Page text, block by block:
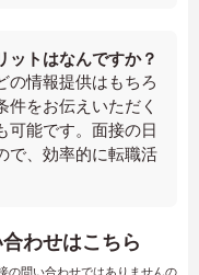
ットはなんですか？
の情報提供はもちろ
件をお伝えいただく
可能です。面接の日
で、効率的に転職活
わせはこちら
の問い合わせではありませんの